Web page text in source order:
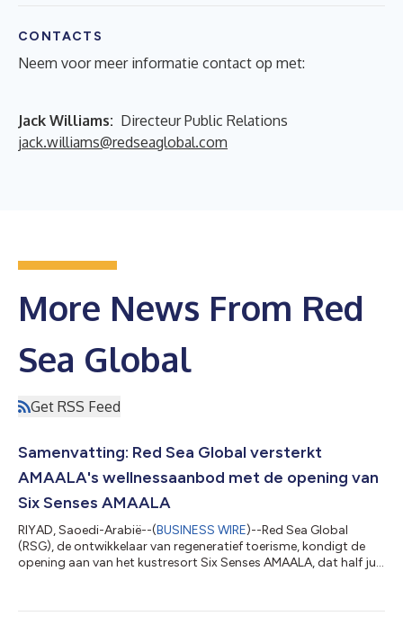
CONTACTS
Neem voor meer informatie contact op met:
Jack Williams: Directeur Public Relations
jack.williams@redseaglobal.com
More News From Red
Sea Global
Get RSS Feed
Samenvatting: Red Sea Global versterkt
AMAALA's wellnessaanbod met de opening van
Six Senses AMAALA
RIYAD, Saoedi-Arabië--(BUSINESS WIRE)--Red Sea Global
(RSG), de ontwikkelaar van regeneratief toerisme, kondigt de
opening aan van het kustresort Six Senses AMAALA, dat half juli
AMAALA nu het verder tot leven komt en gasten verwelkomt om